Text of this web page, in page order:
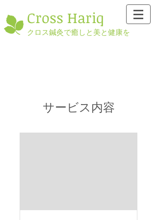
​Cross Hariq
クロス鍼灸で癒しと美と健康を
サービス内容